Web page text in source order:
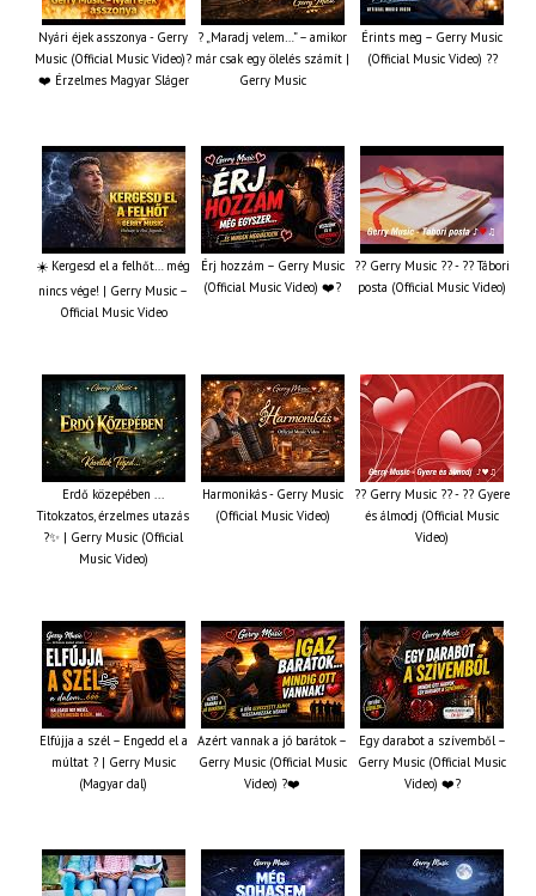
Nyári éjek asszonya - Gerry
Music (Official Music Video)?
❤️ Érzelmes Magyar Sláger
? „Maradj velem…” – amikor
már csak egy ölelés számít |
Gerry Music
Érints meg – Gerry Music
(Official Music Video) ??
☀️ Kergesd el a felhőt… még
nincs vége! | Gerry Music –
Official Music Video
Érj hozzám – Gerry Music
(Official Music Video) ❤️?
?? Gerry Music ?? - ?? Tábori
posta (Official Music Video)
Erdő közepében ...
Titokzatos, érzelmes utazás
?✨ | Gerry Music (Official
Music Video)
Harmonikás - Gerry Music
(Official Music Video)
?? Gerry Music ?? - ?? Gyere
és álmodj (Official Music
Video)
Elfújja a szél – Engedd el a
múltat ? | Gerry Music
(Magyar dal)
Azért vannak a jó barátok –
Gerry Music (Official Music
Video) ?❤️
Egy darabot a szívemből –
Gerry Music (Official Music
Video) ❤️?